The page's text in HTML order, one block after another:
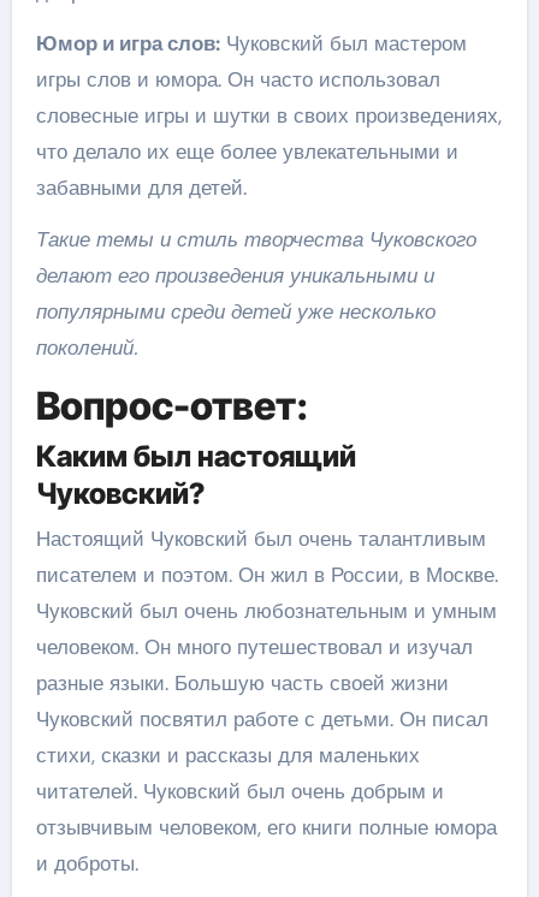
Юмор и игра слов:Чуковский был мастером
игры слов и юмора. Он часто использовал
словесные игры и шутки в своих произведениях,
что делало их еще более увлекательными и
забавными для детей.
Такие темы и стиль творчества Чуковского
делают его произведения уникальными и
популярными среди детей уже несколько
поколений.
Вопрос-ответ:
Каким был настоящий
Чуковский?
Настоящий Чуковский был очень талантливым
писателем и поэтом. Он жил в России, в Москве.
Чуковский был очень любознательным и умным
человеком. Он много путешествовал и изучал
разные языки. Большую часть своей жизни
Чуковский посвятил работе с детьми. Он писал
стихи, сказки и рассказы для маленьких
читателей. Чуковский был очень добрым и
отзывчивым человеком, его книги полные юмора
и доброты.